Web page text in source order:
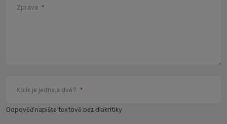
Zpráva *
Kolik je jedna a dvě? *
Odpověď napište textově bez diakritiky